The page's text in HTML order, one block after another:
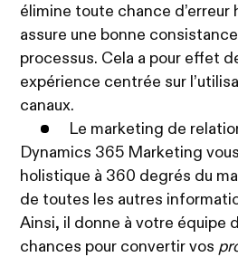
élimine toute chance d’erreur
assure une bonne
processus. Cela a pour effet
expérience centrée sur
canaux.
Le marketing de
Dynamics 365 Marketing
holistique à 360 degrés du
de toutes les autres
Ainsi, il donne à votre équipe
chances pour convertir vos